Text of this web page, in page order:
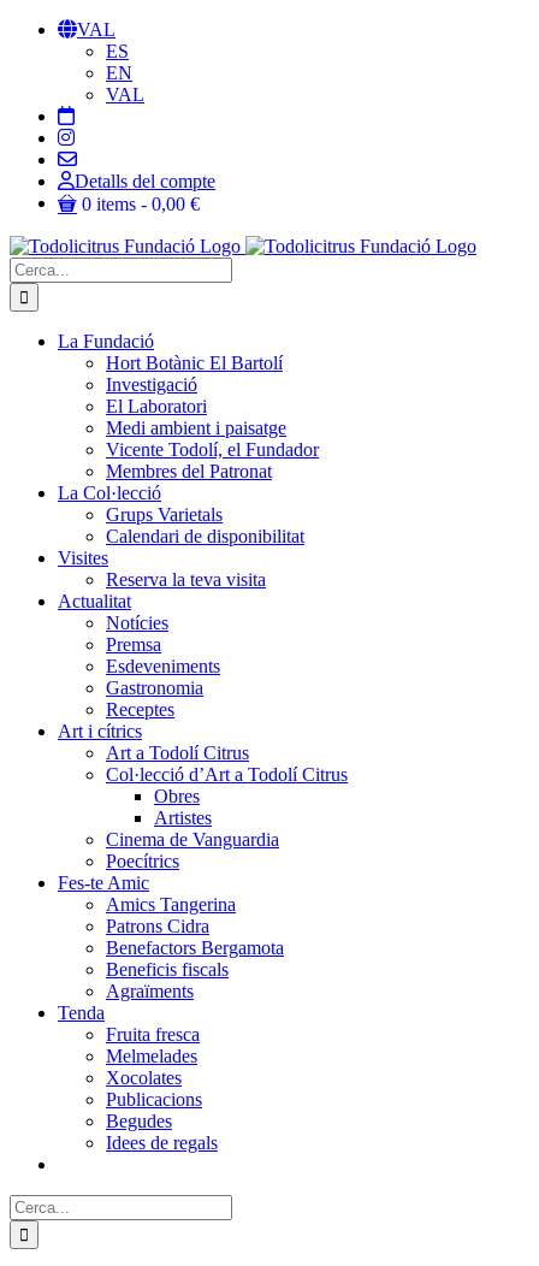
Skip
VAL
ES
EN
VAL
Detalls del compte
0 items
0,00 €
Cerca:
La Fundació
Hort Botànic El Bartolí
Investigació
El Laboratori
Medi ambient i paisatge
Vicente Todolí, el Fundador
Membres del Patronat
La Col·lecció
Grups Varietals
Calendari de disponibilitat
Visites
Reserva la teva visita
Actualitat
Notícies
Premsa
Esdeveniments
Gastronomia
Receptes
Art i cítrics
Art a Todolí Citrus
Col·lecció d’Art a Todolí Citrus
Obres
Artistes
Cinema de Vanguardia
Poecítrics
Fes-te Amic
Amics Tangerina
Patrons Cidra
Benefactors Bergamota
Beneficis fiscals
Agraïments
Tenda
Fruita fresca
Melmelades
Xocolates
Publicacions
Begudes
Idees de regals
Cerca: